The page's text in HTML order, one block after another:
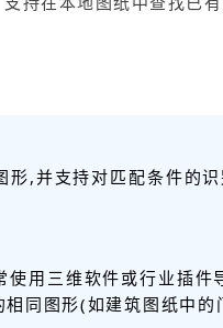
形,并支持对匹配条件的
用三维软件或行业插件
同图形(如建筑图纸中